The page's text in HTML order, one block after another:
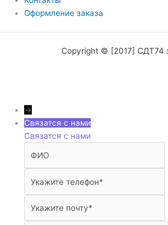
Оформление заказа
Copyright © [2017] СДТ74
→
Связатся с нами
Связатся с нами